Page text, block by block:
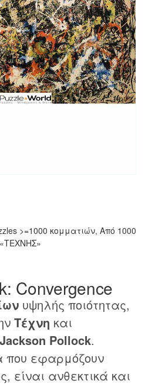
>=1000 κομματιών, Από 1000
Convergence
υψηλής ποιότητας,
Τέχνη και
Jackson Pollock.
που εφαρμόζουν
είναι ανθεκτικά και